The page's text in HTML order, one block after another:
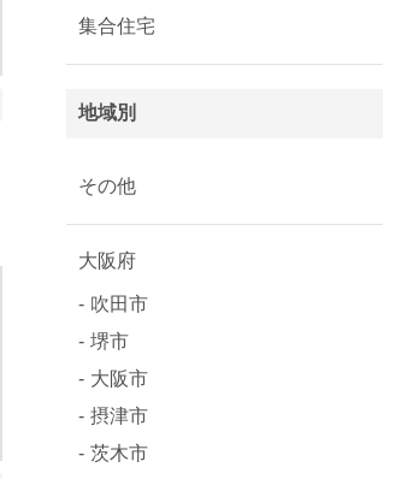
集合住宅
地域別
その他
大阪府
吹田市
堺市
大阪市
摂津市
茨木市